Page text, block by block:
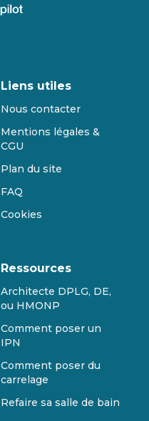
Liens utiles
Nous contacter
Mentions légales &
CGU
Plan du site
FAQ
Cookies
Ressources
Architecte DPLG, DE,
ou HMONP
Comment poser un
IPN
Comment poser du
carrelage
Refaire sa salle de bain